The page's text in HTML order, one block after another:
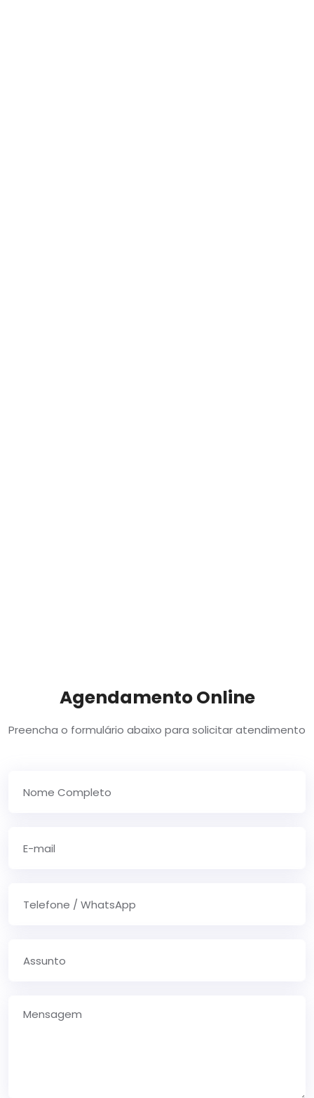
Agendamento Online
Preencha o formulário abaixo para solicitar atendimento